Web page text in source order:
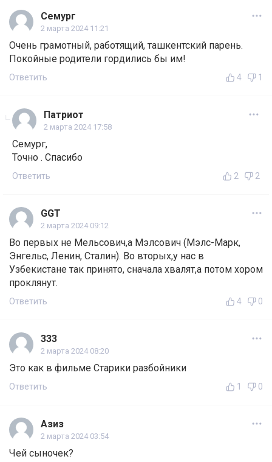
Семург
2 марта 2024 11:21
Очень грамотный, работящий, ташкентский парень.
Покойные родители гордились бы им!
Ответить 4 1
Патриот
2 марта 2024 17:58
Семург,
Точно . Спасибо
Ответить 2 2
GGT
2 марта 2024 09:12
Во первых не Мельсович,а Мэлсович (Мэлс-Марк,
Энгельс, Ленин, Сталин). Во вторых,у нас в
Узбекистане так принято, сначала хвалят,а потом хором
проклянут.
Ответить 4 0
333
2 марта 2024 08:20
Это как в фильме Старики разбойники
Ответить 1 0
Азиз
2 марта 2024 03:54
Чей сыночек?